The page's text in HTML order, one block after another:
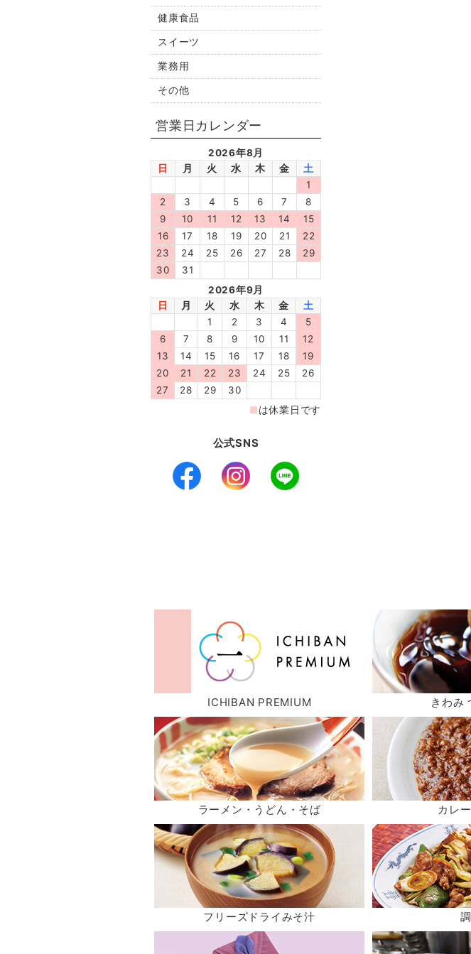
健康食品
スイーツ
業務用
その他
公式SNS
ICHIBAN PREMIUM きわみ
ラーメン・うどん・そば カレ
フリーズドライみそ汁